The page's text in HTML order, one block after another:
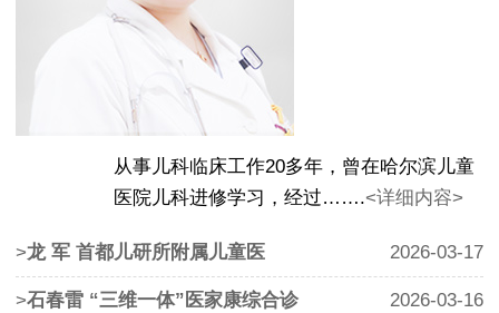
从事儿科临床工作20多年，曾在哈尔滨儿童
医院儿科进修学习，经过…….<详细内容>
>龙 军 首都儿研所附属儿童医 2026-03-17
>石春雷 “三维一体”医家康综合诊 2026-03-16